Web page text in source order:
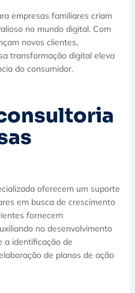
empresas familiares criam
no mundo digital. Com
novos clientes,
transformação digital eleva
do consumidor.
oferecem um suporte
em busca de crescimento
fornecem
no desenvolvimento
a identificação de
de planos de ação